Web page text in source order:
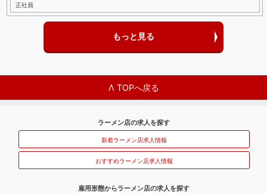
正社員
もっと見る
Λ TOPへ戻る
ラーメン店の求人を探す
新着ラーメン店求人情報
おすすめラーメン店求人情報
雇用形態からラーメン店の求人を探す